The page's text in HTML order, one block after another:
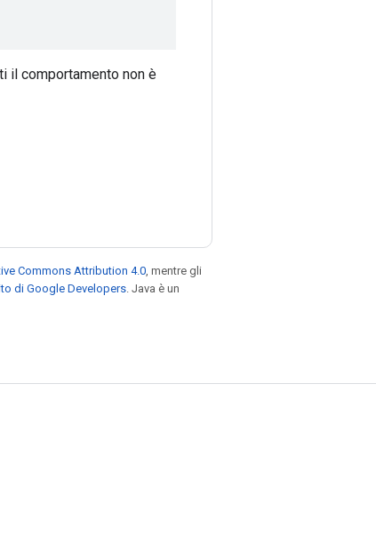
il ​​comportamento non è
Commons Attribution 4.0 , mentre gli
di Google Developers . Java è un